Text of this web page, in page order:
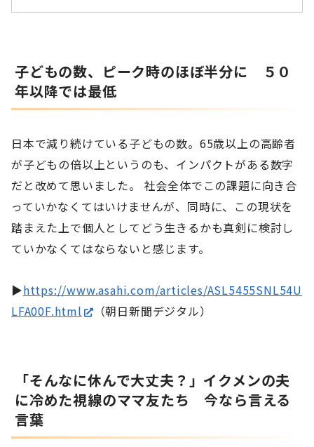
子どもの数、ピーク時のほぼ半分に ５０
年以降では最低
日本で減り続けている子どもの数。65歳以上の高齢者
が子どもの倍以上というのも、インパクトがある数字
だと改めて思いました。 社会全体でこの課題に向き合
っていかなくてはいけませんが、同時に、この現状を
踏まえた上で個人としてどう生きるかも真剣に検討し
ていかなくてはならないと感じます。
▶https://www.asahi.com/articles/ASL5455SNL54U
LFA00F.html
（朝日新聞デジタル）
「そんなに休んで大丈夫？」イクメンの夫
に冷めた視線のママ友たち 今なら言える
言葉